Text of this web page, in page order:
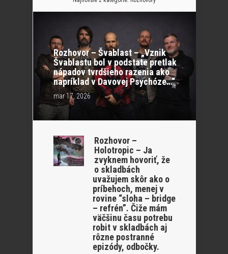
Rozhovor – Švablast – „Vznik
Švablastu bol v podstate pretlak
nápadov tvrdšieho razenia ako
napríklad v Davovej Psychóze…“
mar 17, 2026
Rozhovor –
Holotropic – Ja
zvyknem hovoriť, že
o skladbách
uvažujem skôr ako o
príbehoch, menej v
rovine “sloha – bridge
– refrén”. Čiže mám
väčšinu času potrebu
robit v skladbách aj
rôzne postranné
epizódy, odbočky.